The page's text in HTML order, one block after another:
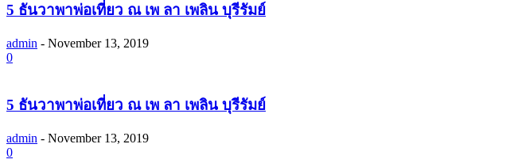
5 ธันวาพาพ่อเที่ยว ณ เพ ลา เพลิน บุรีรัมย์
admin - November 13, 2019
0
5 ธันวาพาพ่อเที่ยว ณ เพ ลา เพลิน บุรีรัมย์
admin - November 13, 2019
0